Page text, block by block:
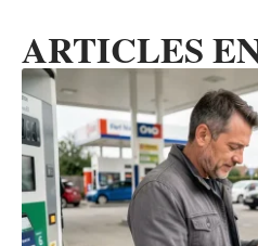
ARTICLES